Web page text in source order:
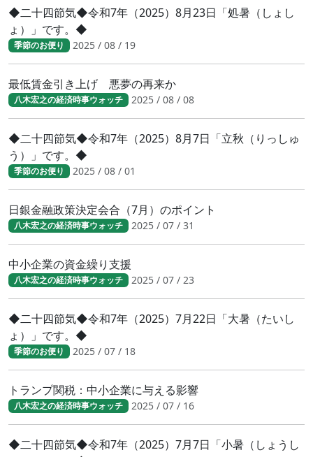
◆二十四節気◆令和7年（2025）8月23日「処暑（しょし
ょ）」です。◆
季節のお便り 2025 / 08 / 19
最低賃金引き上げ 悪夢の再来か
八木宏之の経済時事ウォッチ 2025 / 08 / 08
◆二十四節気◆令和7年（2025）8月7日「立秋（りっしゅ
う）」です。◆
季節のお便り 2025 / 08 / 01
日銀金融政策決定会合（7月）のポイント
八木宏之の経済時事ウォッチ 2025 / 07 / 31
中小企業の資金繰り支援
八木宏之の経済時事ウォッチ 2025 / 07 / 23
◆二十四節気◆令和7年（2025）7月22日「大暑（たいし
ょ）」です。◆
季節のお便り 2025 / 07 / 18
トランプ関税：中小企業に与える影響
八木宏之の経済時事ウォッチ 2025 / 07 / 16
◆二十四節気◆令和7年（2025）7月7日「小暑（しょうし